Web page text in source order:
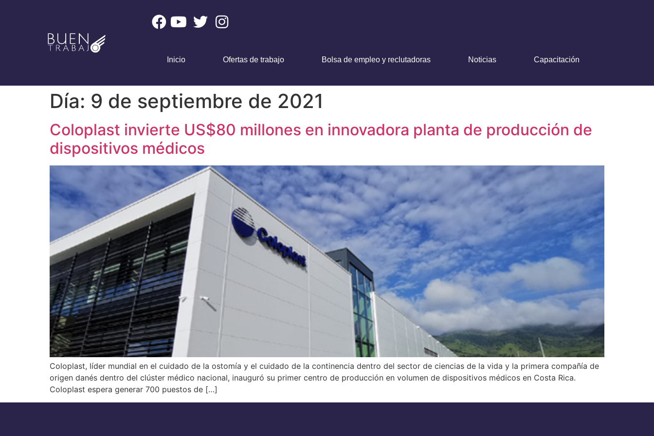
Inicio Ofertas de trabajo Bolsa de empleo y reclutadoras Noticias Capacitación
Día: 9 de septiembre de 2021
Coloplast invierte US$80 millones en innovadora planta de producción de
dispositivos médicos
Coloplast, líder mundial en el cuidado de la ostomía y el cuidado de la continencia dentro del sector de ciencias de la vida y la primera compañía de
origen danés dentro del clúster médico nacional, inauguró su primer centro de producción en volumen de dispositivos médicos en Costa Rica.
Coloplast espera generar 700 puestos de […]